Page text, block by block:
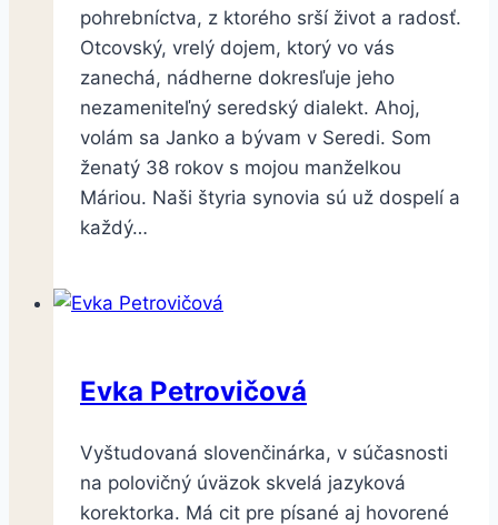
pohrebníctva, z ktorého srší život a radosť.
Otcovský, vrelý dojem, ktorý vo vás
zanechá, nádherne dokresľuje jeho
nezameniteľný seredský dialekt. Ahoj,
volám sa Janko a bývam v Seredi. Som
ženatý 38 rokov s mojou manželkou
Máriou. Naši štyria synovia sú už dospelí a
každý…
Evka Petrovičová
Vyštudovaná slovenčinárka, v súčasnosti
na polovičný úväzok skvelá jazyková
korektorka. Má cit pre písané aj hovorené